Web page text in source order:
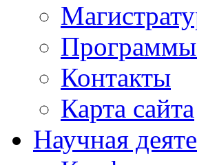
Программы
Контакты
Карта сайта
Научная